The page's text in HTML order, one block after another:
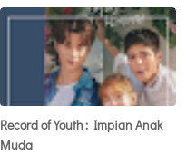
Record of Youth : Impian Anak
Muda